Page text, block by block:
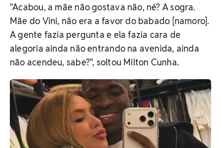
"Acabou, a mãe não gostava não, né? A sogra.
Mãe do Vini, não era a favor do babado [namoro].
A gente fazia pergunta e ela fazia cara de
alegoria ainda não entrando na avenida, ainda
não acendeu, sabe?", soltou Milton Cunha.